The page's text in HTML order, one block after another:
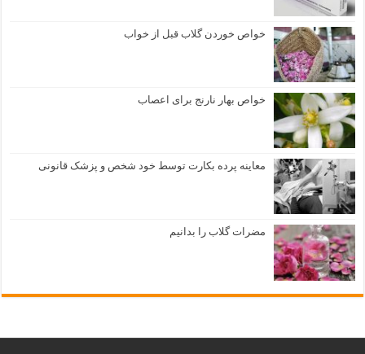
خواص خوردن گلاب قبل از خواب
خواص بهار نارنج برای اعصاب
معاینه پرده بکارت توسط خود شخص و پزشک قانونی
مضرات گلاب را بدانیم